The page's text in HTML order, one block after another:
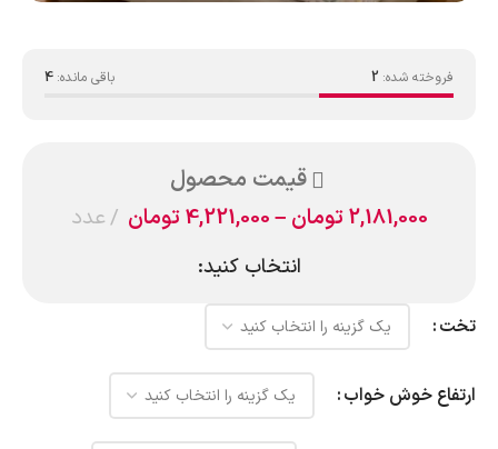
فروخته شده: 2 باقی مانده: 4
قیمت محصول
2,181,000تومان –
4,221,000تومان عدد
انتخاب کنید:
تخت
ارتفاع خوش خواب